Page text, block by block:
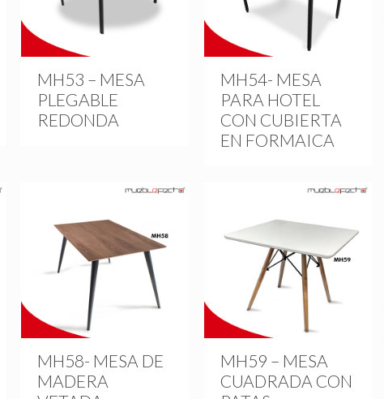
MH53 – MESA
PLEGABLE
REDONDA
MH54- MESA
PARA HOTEL
CON CUBIERTA
EN FORMAICA
MH58- MESA DE
MADERA
MH59 – MESA
CUADRADA CON